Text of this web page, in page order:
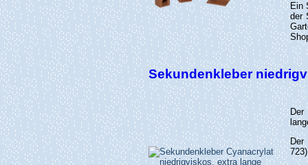
Ein
der
Sekundenkleber
Der